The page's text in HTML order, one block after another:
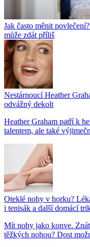
Jak často měnit
může zdát příliš
Nestárnoucí Heather
odvážný dekolt
Heather Graham patří k
talentem, ale také
Oteklé nohy v horku?
i tenisák a další domácí
Mít nohy jako konve.
těžkých nohou? Dost